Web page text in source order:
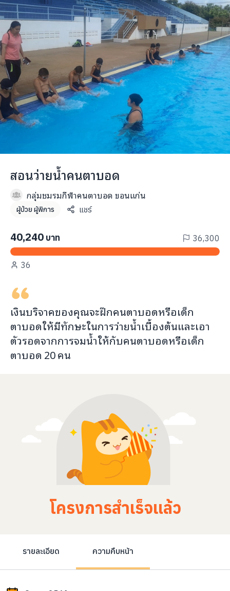
สอนว่ายน้ำคนตาบอด
กลุ่มชมรมกีฬาคนตาบอด ขอนแก่น
ผู้ป่วย ผู้พิการ แชร์
40,240 บาท 36,300
36
เงินบริจาคของคุณจะฝึกคนตาบอดหรือเด็ก
ตาบอดให้มีทักษะในการว่ายน้ำเบื้องต้นและเอา
ตัวรอดจากการจมน้ำให้กับคนตาบอดหรือเด็ก
ตาบอด 20คน
โครงการสำเร็จแล้ว
รายละเอียด ความคืบหน้า